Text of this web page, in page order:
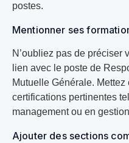
postes.
Mentionner ses
N’oubliez pas de préciser
lien avec le poste de
Mutuelle Générale.
certifications pertinentes
management ou en
Ajouter des sections